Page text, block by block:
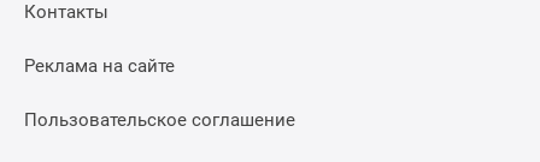
Контакты
Реклама на сайте
Пользовательское соглашение